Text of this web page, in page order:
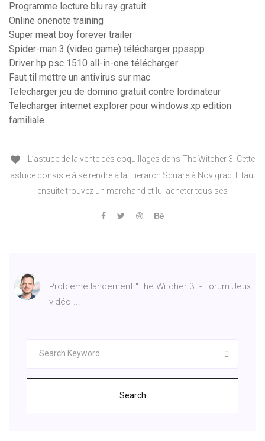
Programme lecture blu ray gratuit
Online onenote training
Super meat boy forever trailer
Spider-man 3 (video game) télécharger ppsspp
Driver hp psc 1510 all-in-one télécharger
Faut til mettre un antivirus sur mac
Telecharger jeu de domino gratuit contre lordinateur
Telecharger internet explorer pour windows xp edition
familiale
L’astuce de la vente des coquillages dans The Witcher 3. Cette
astuce consiste à se rendre à la Hierarch Square à Novigrad. Il faut
ensuite trouvez un marchand et lui acheter tous ses
Probleme lancement "The Witcher 3" - Forum Jeux
vidéo ...
Search